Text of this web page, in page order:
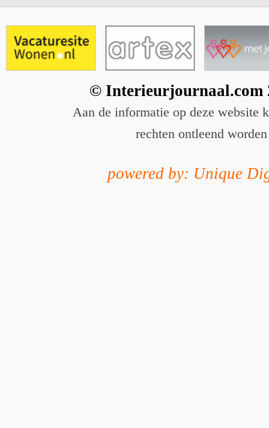
© Interieurjournaal.com
Aan de informatie op deze website
rechten ontleend worden
powered by: Unique